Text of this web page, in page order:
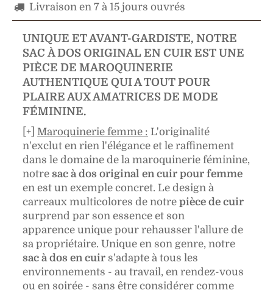
 Livraison en 7 à 15 jours ouvrés
UNIQUE ET AVANT-GARDISTE, NOTRE
SAC À DOS ORIGINAL EN CUIR EST UNE
PIÈCE DE MAROQUINERIE
AUTHENTIQUE QUI A TOUT POUR
PLAIRE AUX AMATRICES DE MODE
FÉMININE.
[+] Maroquinerie femme : L'originalité
n'exclut en rien l'élégance et le raffinement
dans le domaine de la maroquinerie féminine,
notre sac à dos original en cuir pour femme
en est un exemple concret. Le design à
carreaux multicolores de notre pièce de cuir
surprend par son essence et son
apparence unique pour rehausser l'allure de
sa propriétaire. Unique en son genre, notre
sac à dos en cuir s'adapte à tous les
environnements - au travail, en rendez-vous
ou en soirée - sans être considérer comme